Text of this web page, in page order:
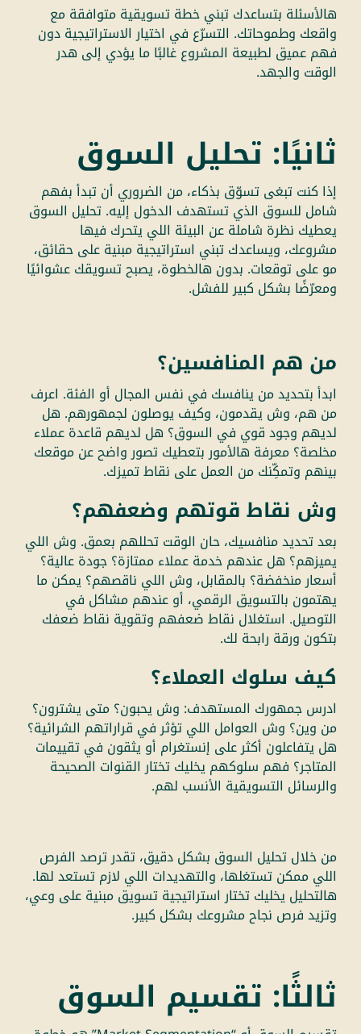
هالأسئلة بتساعدك تبني خطة تسويقية متوافقة مع
واقعك وطموحاتك. التسرّع في اختيار الاستراتيجية دون
فهم عميق لطبيعة المشروع غالبًا ما يؤدي إلى هدر
الوقت والجهد.
ثانيًا: تحليل السوق
إذا كنت تبغى تسوّق بذكاء، من الضروري أن تبدأ بفهم
شامل للسوق الذي تستهدف الدخول إليه. تحليل السوق
يعطيك نظرة شاملة عن البيئة اللي يتحرك فيها
مشروعك، ويساعدك تبني استراتيجية مبنية على حقائق،
مو على توقعات. بدون هالخطوة، يصبح تسويقك عشوائيًا
ومعرّضًا بشكل كبير للفشل.
من هم المنافسين؟
ابدأ بتحديد من ينافسك في نفس المجال أو الفئة. اعرف
من هم، وش يقدمون، وكيف يوصلون لجمهورهم. هل
لديهم وجود قوي في السوق؟ هل لديهم قاعدة عملاء
مخلصة؟ معرفة هالأمور بتعطيك تصور واضح عن موقعك
بينهم وتمكِّنك من العمل على نقاط تميزك.
وش نقاط قوتهم وضعفهم؟
بعد تحديد منافسيك، حان الوقت تحللهم بعمق. وش اللي
يميزهم؟ هل عندهم خدمة عملاء ممتازة؟ جودة عالية؟
أسعار منخفضة؟ بالمقابل، وش اللي ناقصهم؟ يمكن ما
يهتمون بالتسويق الرقمي، أو عندهم مشاكل في
التوصيل. استغلال نقاط ضعفهم وتقوية نقاط ضعفك
بتكون ورقة رابحة لك.
كيف سلوك العملاء؟
ادرس جمهورك المستهدف: وش يحبون؟ متى يشترون؟
من وين؟ وش العوامل اللي تؤثر في قراراتهم الشرائية؟
هل يتفاعلون أكثر على إنستغرام أو يثقون في تقييمات
المتاجر؟ فهم سلوكهم يخليك تختار القنوات الصحيحة
والرسائل التسويقية الأنسب لهم.
من خلال تحليل السوق بشكل دقيق، تقدر ترصد الفرص
اللي ممكن تستغلها، والتهديدات اللي لازم تستعد لها.
هالتحليل يخليك تختار استراتيجية تسويق مبنية على وعي،
وتزيد فرص نجاح مشروعك بشكل كبير.
ثالثًا: تقسيم السوق